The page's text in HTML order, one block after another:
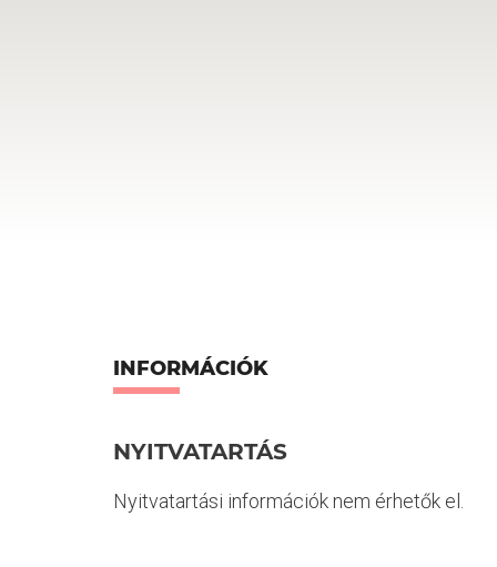
INFORMÁCIÓK
NYITVATARTÁS
Nyitvatartási információk nem érhetők el.